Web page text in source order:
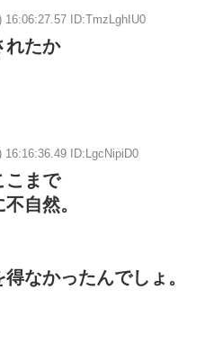
16:06:27.57 ID:TmzLghIU0
れたか
16:16:36.49 ID:LgcNipiD0
こまで
自然。
なかったんでしょ。